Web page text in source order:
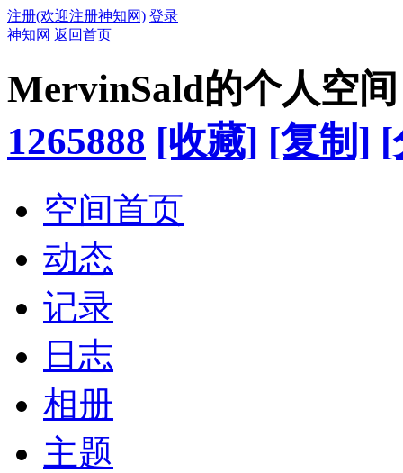
注册(欢迎注册神知网) 登录
神知网 返回首页
MervinSald的个人空间
1265888 [收藏] [复制] [
空间首页
动态
记录
日志
相册
主题